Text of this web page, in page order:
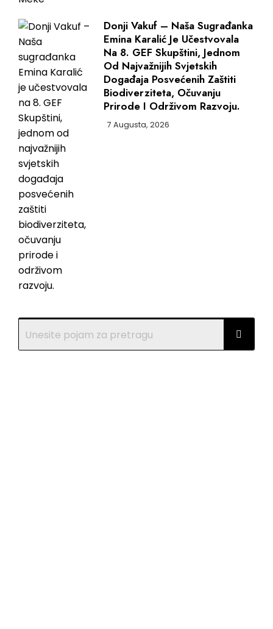
Donji Vakuf – Naša Sugrađanka
Emina Karalić Je Učestvovala
Na 8. GEF Skupštini, Jednom
Od Najvažnijih Svjetskih
Događaja Posvećenih Zaštiti
Biodiverziteta, Očuvanju
Prirode I Održivom Razvoju.
7 Augusta, 2026